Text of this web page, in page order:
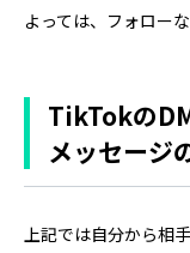
よっては、フォロー
TikTokの
メッセージ
上記では自分から相